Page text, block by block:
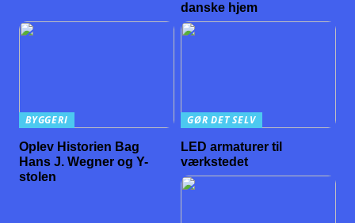
danske hjem
BYGGERI
Oplev Historien Bag
Hans J. Wegner og Y-
stolen
GØR DET SELV
LED armaturer til
værkstedet